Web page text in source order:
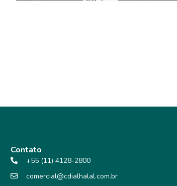
Contato
+55 (11) 4128-2800
comercial@cdialhalal.com.br